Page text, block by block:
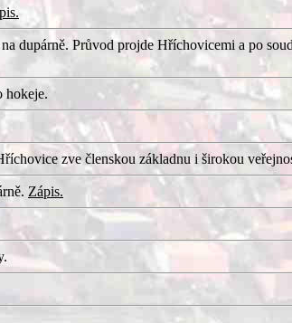
dupárně. Průvod projde Hříchovicemi a po
hokeje.
zve členskou základnu i širokou
Zápis.